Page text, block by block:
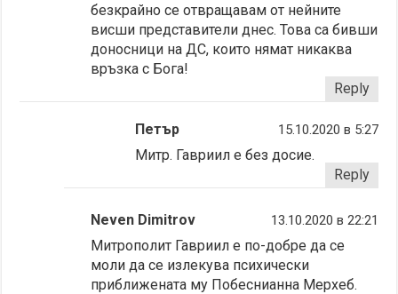
безкрайно се отвращавам от нейните
висши представители днес. Това са бивши
доносници на ДС, които нямат никаква
връзка с Бога!
Reply
Петър 15.10.2020 в 5:27
Митр. Гавриил е без досие.
Reply
Neven Dimitrov 13.10.2020 в 22:21
Митрополит Гавриил е по-добре да се
моли да се излекува психически
приближената му Побеснианна Мерхеб.